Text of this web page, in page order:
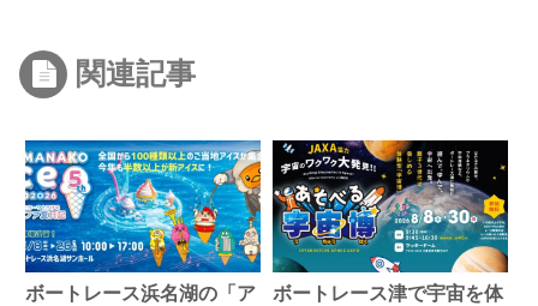
関連記事
ボートレース浜名湖の「ア
ボートレース津で宇宙を体